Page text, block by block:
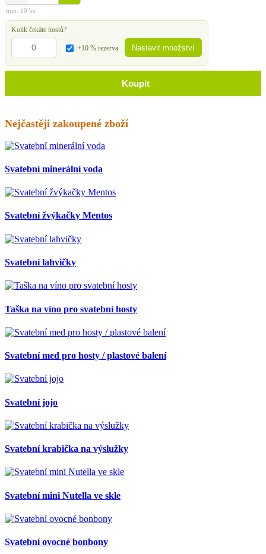
min. 10 ks
Kolik čekáte hostů?
+10 % rezerva Nastavit množství
Koupit
Nejčastěji zakoupené zboží
Svatební minerální voda
Svatební žvýkačky Mentos
Svatební lahvičky
Taška na víno pro svatební hosty
Svatební med pro hosty / plastové balení
Svatební jojo
Svatební krabička na výslužky
Svatební mini Nutella ve skle
Svatební ovocné bonbony